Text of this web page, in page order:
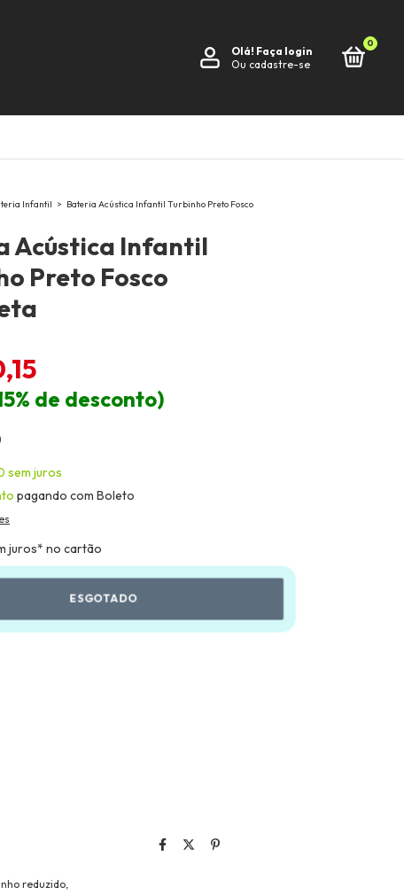
Olá! Faça login
Ou cadastre-se
0
Infantil > Bateria Acústica Infantil Turbinho Preto Fosco
Acústica Infantil
Preto Fosco
de desconto)
sem juros
pagando com Boleto
juros* no cartão
reduzido,